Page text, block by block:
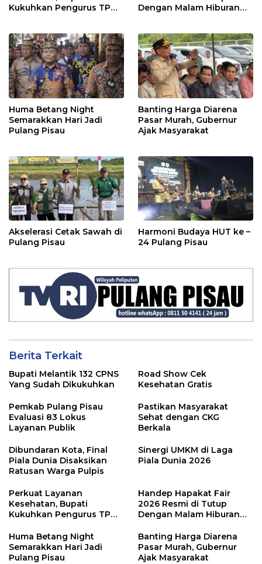
Kukuhkan Pengurus TP
Dengan Malam Hiburan
Huma Betang Night
Semarakkan Hari Jadi
Pulang Pisau
Banting Harga Diarena
Pasar Murah, Gubernur
Ajak Masyarakat
Akselerasi Cetak Sawah di
Pulang Pisau
Harmoni Budaya HUT ke –
24 Pulang Pisau
Berita Terkait
Bupati Melantik 132 CPNS
Yang Sudah Dikukuhkan
Road Show Cek
Kesehatan Gratis
Pemkab Pulang Pisau
Evaluasi 83 Lokus
Layanan Publik
Pastikan Masyarakat
Sehat dengan CKG
Berkala
Dibundaran Kota, Final
Piala Dunia Disaksikan
Ratusan Warga Pulpis
Sinergi UMKM di Laga
Piala Dunia 2026
Perkuat Layanan
Kesehatan, Bupati
Kukuhkan Pengurus TP
Handep Hapakat Fair
2026 Resmi di Tutup
Dengan Malam Hiburan
Huma Betang Night
Semarakkan Hari Jadi
Pulang Pisau
Banting Harga Diarena
Pasar Murah, Gubernur
Ajak Masyarakat